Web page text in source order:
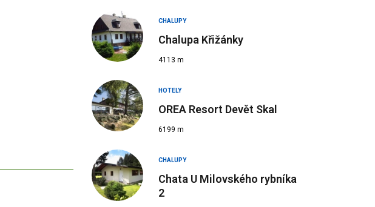
CHALUPY
Chalupa Křižánky
4113 m
HOTELY
OREA Resort Devět Skal
6199 m
CHALUPY
Chata U Milovského rybníka
2